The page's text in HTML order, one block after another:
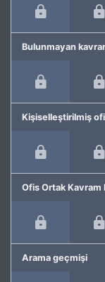
Bulunmayan
Kişiselleştirilmiş
Ofis Ortak Kavram
Arama geçmişi